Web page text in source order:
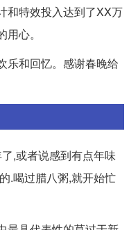
和特效投入达到了XX万
心。
乐和回忆。感谢春晚给
,或者说感到有点年味
.喝过腊八粥,就开始忙